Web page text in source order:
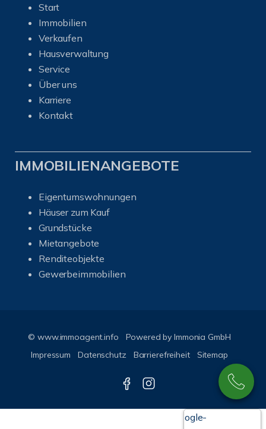
Start
Immobilien
Verkaufen
Hausverwaltung
Service
Über uns
Karriere
Kontakt
IMMOBILIENANGEBOTE
Eigentumswohnungen
Häuser zum Kauf
Grundstücke
Mietangebote
Renditeobjekte
Gewerbeimmobilien
© www.immoagent.info Powered byImmonia GmbH
Impressum
Datenschutz Barrierefreiheit Sitemap
Google-